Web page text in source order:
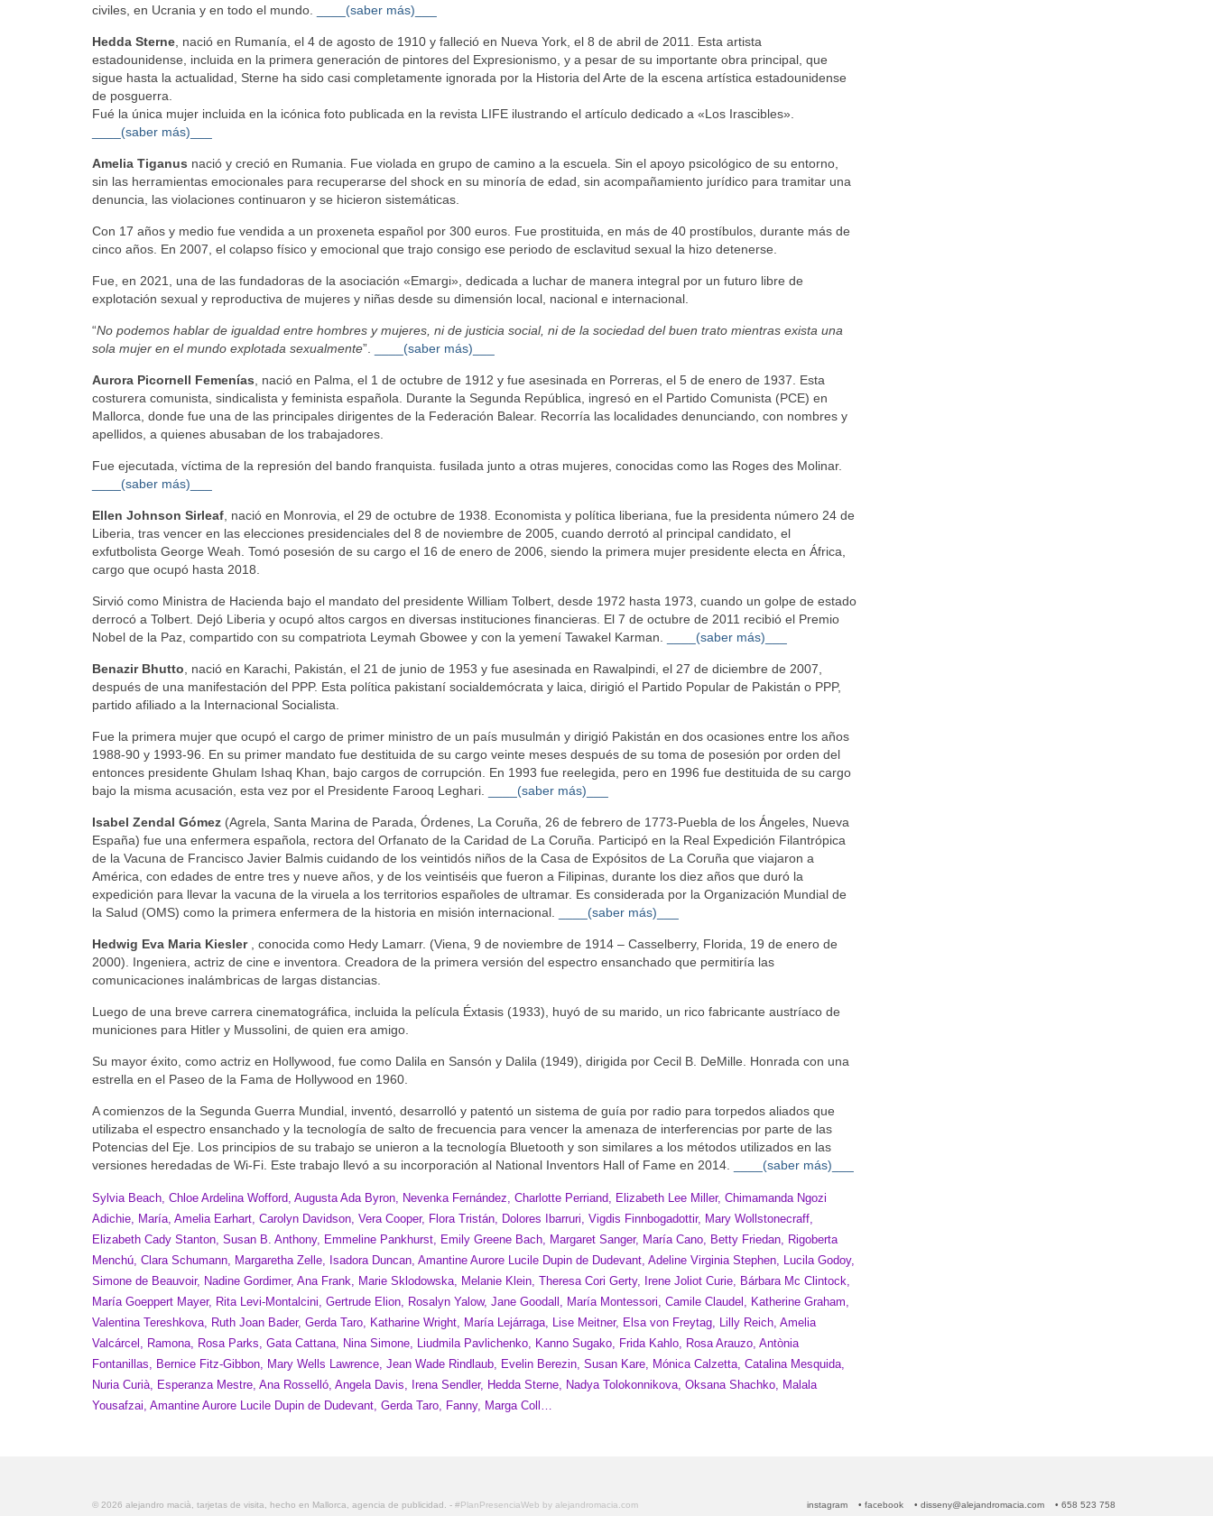
civiles, en Ucrania y en todo el mundo.
____(saber más)___
Hedda Sterne , nació en Rumanía, el 4 de agosto de 1910 y falleció en Nueva York, el 8 de abril de 2011. Esta artista
estadounidense, incluida en la primera generación de pintores del Expresionismo, y a pesar de su importante obra principal, que
sigue hasta la actualidad, Sterne ha sido casi completamente ignorada por la Historia del Arte de la escena artística estadounidense
de posguerra.
Fué la única mujer incluida en la icónica foto publicada en la revista LIFE ilustrando el artículo dedicado a «Los Irascibles».
____(saber más)___
Amelia Tiganus nació y creció en Rumania. Fue violada en grupo de camino a la escuela. Sin el apoyo psicológico de su entorno,
sin las herramientas emocionales para recuperarse del shock en su minoría de edad, sin acompañamiento jurídico para tramitar una
denuncia, las violaciones continuaron y se hicieron sistemáticas.
Con 17 años y medio fue vendida a un proxeneta español por 300 euros.​ Fue prostituida, en más de 40 prostíbulos, durante más de
cinco años. En 2007, el colapso físico y emocional que trajo consigo ese periodo de esclavitud sexual la hizo detenerse.
Fue, en 2021, una de las fundadoras de la asociación «Emargi», dedicada a luchar de manera integral por un futuro libre de
explotación sexual y reproductiva de mujeres y niñas desde su dimensión local, nacional e internacional.
“No podemos hablar de igualdad entre hombres y mujeres, ni de justicia social, ni de la sociedad del buen trato mientras exista una
sola mujer en el mundo explotada sexualmente”. ____(saber más)___
Aurora Picornell Femenías , nació en Palma, el 1 de octubre de 1912 y fue asesinada en Porreras, el 5 de enero de 1937. Esta
costurera comunista, sindicalista y feminista española. Durante la Segunda República, ingresó en el Partido Comunista (PCE) en
Mallorca, donde fue una de las principales dirigentes de la Federación Balear. Recorría las localidades denunciando, con nombres y
apellidos, a quienes abusaban de los trabajadores.
Fue ejecutada, víctima de la represión del bando franquista. fusilada junto a otras mujeres, conocidas como las Roges des Molinar.
____(saber más)___
Ellen Johnson Sirleaf , nació en Monrovia, el 29 de octubre de 1938. Economista y política liberiana, fue la presidenta número 24 de
Liberia, tras vencer en las elecciones presidenciales del 8 de noviembre de 2005, cuando derrotó al principal candidato, el
exfutbolista George Weah. Tomó posesión de su cargo el 16 de enero de 2006, siendo la primera mujer presidente electa en África,​
cargo que ocupó hasta 2018.
Sirvió como Ministra de Hacienda bajo el mandato del presidente William Tolbert, desde 1972 hasta 1973, cuando un golpe de estado
derrocó a Tolbert. Dejó Liberia y ocupó altos cargos en diversas instituciones financieras. El 7 de octubre de 2011 recibió el Premio
Nobel de la Paz, compartido con su compatriota Leymah Gbowee y con la yemení Tawakel Karman.
____(saber más)___
Benazir Bhutto , nació en Karachi, Pakistán, el 21 de junio de 1953 y fue asesinada en Rawalpindi, el 27 de diciembre de 2007,
después de una manifestación del PPP. Esta política pakistaní socialdemócrata y laica, dirigió el Partido Popular de Pakistán o PPP,
partido afiliado a la Internacional Socialista.
Fue la primera mujer que ocupó el cargo de primer ministro de un país musulmán y dirigió Pakistán en dos ocasiones entre los años
1988-90 y 1993-96. En su primer mandato fue destituida de su cargo veinte meses después de su toma de posesión por orden del
entonces presidente Ghulam Ishaq Khan, bajo cargos de corrupción. En 1993 fue reelegida, pero en 1996 fue destituida de su cargo
bajo la misma acusación, esta vez por el Presidente Farooq Leghari.
____(saber más)___
Isabel Zendal Gómez (Agrela, Santa Marina de Parada, Órdenes, La Coruña, 26 de febrero de 1773-Puebla de los Ángeles, Nueva
España) fue una enfermera española, rectora del Orfanato de la Caridad de La Coruña. Participó en la Real Expedición Filantrópica
de la Vacuna de Francisco Javier Balmis cuidando de los veintidós niños de la Casa de Expósitos de La Coruña que viajaron a
América, con edades de entre tres y nueve años, y de los veintiséis que fueron a Filipinas, durante los diez años que duró la
expedición para llevar la vacuna de la viruela a los territorios españoles de ultramar. Es considerada por la Organización Mundial de
la Salud (OMS) como la primera enfermera de la historia en misión internacional.
____(saber más)___
Hedwig Eva Maria Kiesler, conocida como Hedy Lamarr. (Viena, 9 de noviembre de 1914 – Casselberry, Florida, 19 de enero de
2000). Ingeniera, actriz de cine e inventora. Creadora de la primera versión del espectro ensanchado que permitiría las
comunicaciones inalámbricas de largas distancias.
Luego de una breve carrera cinematográfica, incluida la película Éxtasis (1933), huyó de su marido, un rico fabricante austríaco de
municiones para Hitler y Mussolini, de quien era amigo.
Su mayor éxito, como actriz en Hollywood, fue como Dalila en Sansón y Dalila (1949), dirigida por Cecil B. DeMille. Honrada con una
estrella en el Paseo de la Fama de Hollywood en 1960.
A comienzos de la Segunda Guerra Mundial, inventó, desarrolló y patentó un sistema de guía por radio para torpedos aliados que
utilizaba el espectro ensanchado y la tecnología de salto de frecuencia para vencer la amenaza de interferencias por parte de las
Potencias del Eje. Los principios de su trabajo se unieron a la tecnología Bluetooth y son similares a los métodos utilizados en las
versiones heredadas de Wi-Fi. Este trabajo llevó a su incorporación al National Inventors Hall of Fame en 2014.
____(saber más)__
Sylvia Beach, Chloe Ardelina Wofford, Augusta Ada Byron, Nevenka Fernández, Charlotte Perriand, Elizabeth Lee Miller, Chimamanda Ngozi
Adichie, María, Amelia Earhart, Carolyn Davidson, Vera Cooper, Flora Tristán, Dolores Ibarruri, Vigdis Finnbogadottir, Mary Wollstonecraff,
Elizabeth Cady Stanton, Susan B. Anthony, Emmeline Pankhurst, Emily Greene Bach, Margaret Sanger, María Cano, Betty Friedan, Rigoberta
Menchú, Clara Schumann, Margaretha Zelle, Isadora Duncan, Amantine Aurore Lucile Dupin de Dudevant, Adeline Virginia Stephen, Lucila Godoy,
Simone de Beauvoir, Nadine Gordimer, Ana Frank, Marie Sklodowska, Melanie Klein, Theresa Cori Gerty, Irene Joliot Curie, Bárbara Mc Clintock,
María Goeppert Mayer, Rita Levi-Montalcini, Gertrude Elion, Rosalyn Yalow, Jane Goodall, María Montessori, Camile Claudel, Katherine Graham,
Valentina Tereshkova, Ruth Joan Bader, Gerda Taro, Katharine Wright, María Lejárraga, Lise Meitner, Elsa von Freytag, Lilly Reich, Amelia
Valcárcel, Ramona, Rosa Parks, Gata Cattana, Nina Simone, Liudmila Pavlichenko, Kanno Sugako, Frida Kahlo, Rosa Arauzo, Antònia
Fontanillas, Bernice Fitz-Gibbon, Mary Wells Lawrence, Jean Wade Rindlaub, Evelin Berezin, Susan Kare, Mónica Calzetta, Catalina Mesquida,
Nuria Curià, Esperanza Mestre, Ana Rosselló, Angela Davis, Irena Sendler, Hedda Sterne, Nadya Tolokonnikova, Oksana Shachko, Malala
Yousafzai, Amantine Aurore Lucile Dupin de Dudevant, Gerda Taro, Fanny, Marga Coll…
instagram • facebook • disseny@alejandromacia.com • 658 523 758
© 2026 alejandro macià, tarjetas de visita, hecho en Mallorca, agencia de publicidad. - #PlanPresenciaWeb by alejandromacia.com